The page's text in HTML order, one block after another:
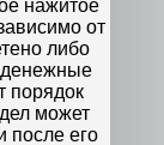
нажитое
от
либо
денежные
порядок
может
после его